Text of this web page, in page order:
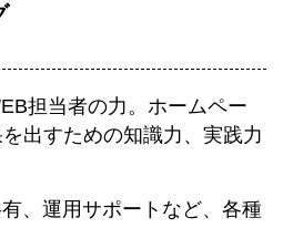
担当者の力。ホームペー
出すための知識力、実践力
、運用サポートなど、各種